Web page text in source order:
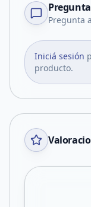
Pregunta
Iniciá sesión
producto.